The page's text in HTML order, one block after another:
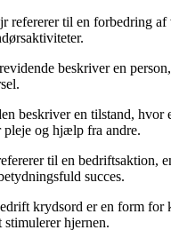
refererer til en forbedring
beskriver en
beskriver en tilstand,
og hjælp fra andre.
til en bedriftsaktion,
succes.
krydsord er en form for
stimulerer hjernen.